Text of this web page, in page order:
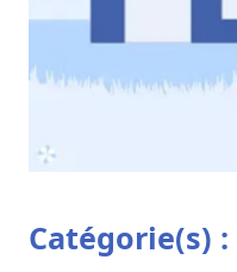
Catégorie(s) :